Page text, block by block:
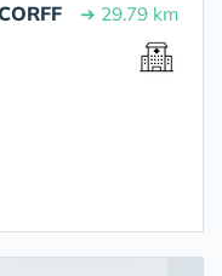
➔ 29.79 km